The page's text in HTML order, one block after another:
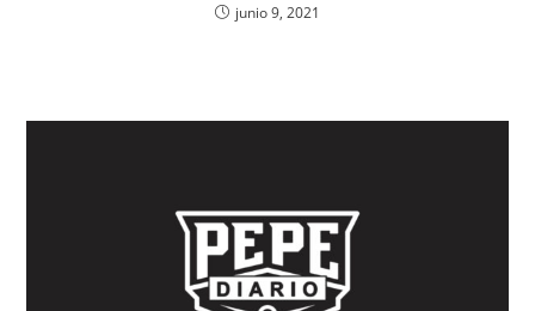
junio 9, 2021